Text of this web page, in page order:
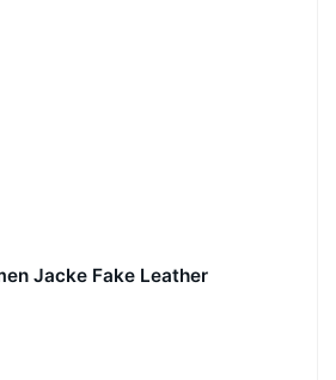
Jacke Fake Leather